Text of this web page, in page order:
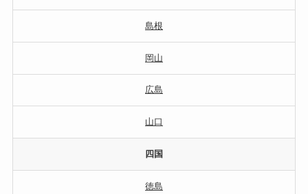
島根
岡山
広島
山口
四国
徳島